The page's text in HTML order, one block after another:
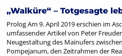
„Walküre“ – Totgesagte
Prolog Am 9. April 2019 erschien im
umfassender Artikel von Peter
Neugestaltung des Mainufers
Pompejanum, den Zeitrahmen der